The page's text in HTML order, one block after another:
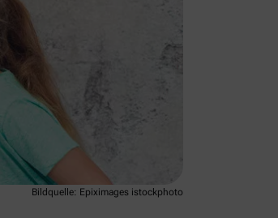
Bildquelle: Epiximages istockphoto